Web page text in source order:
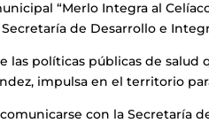
“Merlo Integra al
de Desarrollo e
las políticas públicas de
impulsa en el territorio
con la Secretaría